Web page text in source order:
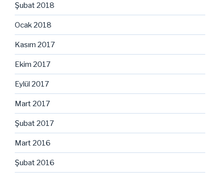
Şubat 2018
Ocak 2018
Kasım 2017
Ekim 2017
Eylül 2017
Mart 2017
Şubat 2017
Mart 2016
Şubat 2016